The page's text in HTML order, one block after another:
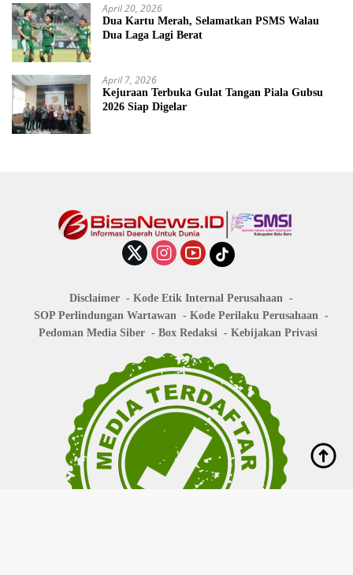
April 20, 2026
Dua Kartu Merah, Selamatkan PSMS Walau
Dua Laga Lagi Berat
April 7, 2026
Kejuraan Terbuka Gulat Tangan Piala Gubsu
2026 Siap Digelar
Disclaimer
Kode Etik Internal Perusahaan
SOP Perlindungan Wartawan
Kode Perilaku Perusahaan
Pedoman Media Siber
Box Redaksi Kebijakan Privasi